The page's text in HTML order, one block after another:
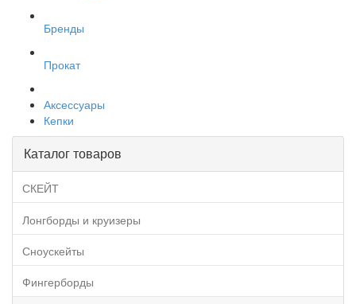
Бренды
Прокат
Аксессуары
Кепки
Каталог товаров
СКЕЙТ
Лонгборды и круизеры
Сноускейты
Фингерборды